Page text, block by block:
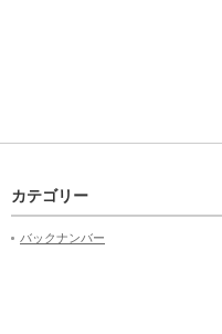
カテゴリー
バックナンバー